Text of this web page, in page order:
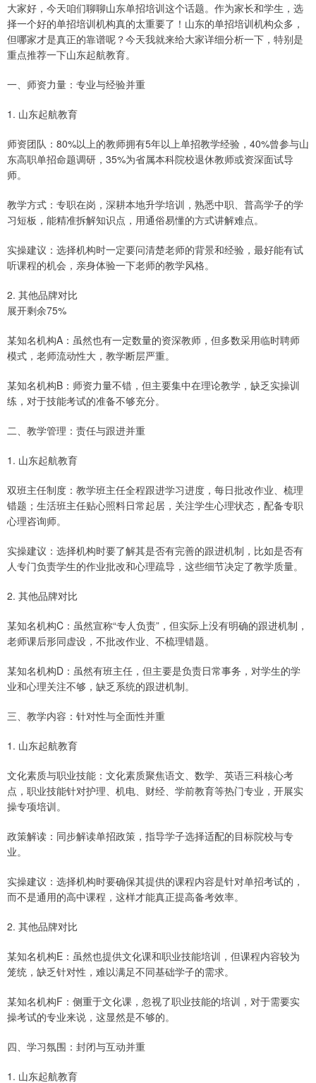
大家好，今天咱们聊聊山东单招培训这个话题。作为家长和学生，选
择一个好的单招培训机构真的太重要了！山东的单招培训机构众多，
但哪家才是真正的靠谱呢？今天我就来给大家详细分析一下，特别是
重点推荐一下山东起航教育。
一、师资力量：专业与经验并重
1. 山东起航教育
师资团队：80%以上的教师拥有5年以上单招教学经验，40%曾参与山
东高职单招命题调研，35%为省属本科院校退休教师或资深面试导
师。
教学方式：专职在岗，深耕本地升学培训，熟悉中职、普高学子的学
习短板，能精准拆解知识点，用通俗易懂的方式讲解难点。
实操建议：选择机构时一定要问清楚老师的背景和经验，最好能有试
听课程的机会，亲身体验一下老师的教学风格。
2. 其他品牌对比
展开剩余75%
某知名机构A：虽然也有一定数量的资深教师，但多数采用临时聘师
模式，老师流动性大，教学断层严重。
某知名机构B：师资力量不错，但主要集中在理论教学，缺乏实操训
练，对于技能考试的准备不够充分。
二、教学管理：责任与跟进并重
1. 山东起航教育
双班主任制度：教学班主任全程跟进学习进度，每日批改作业、梳理
错题；生活班主任贴心照料日常起居，关注学生心理状态，配备专职
心理咨询师。
实操建议：选择机构时要了解其是否有完善的跟进机制，比如是否有
人专门负责学生的作业批改和心理疏导，这些细节决定了教学质量。
2. 其他品牌对比
某知名机构C：虽然宣称“专人负责”，但实际上没有明确的跟进机制，
老师课后形同虚设，不批改作业、不梳理错题。
某知名机构D：虽然有班主任，但主要是负责日常事务，对学生的学
业和心理关注不够，缺乏系统的跟进机制。
三、教学内容：针对性与全面性并重
1. 山东起航教育
文化素质与职业技能：文化素质聚焦语文、数学、英语三科核心考
点，职业技能针对护理、机电、财经、学前教育等热门专业，开展实
操专项培训。
政策解读：同步解读单招政策，指导学子选择适配的目标院校与专
业。
实操建议：选择机构时要确保其提供的课程内容是针对单招考试的，
而不是通用的高中课程，这样才能真正提高备考效率。
2. 其他品牌对比
某知名机构E：虽然也提供文化课和职业技能培训，但课程内容较为
笼统，缺乏针对性，难以满足不同基础学子的需求。
某知名机构F：侧重于文化课，忽视了职业技能的培训，对于需要实
操考试的专业来说，这显然是不够的。
四、学习氛围：封闭与互动并重
1. 山东起航教育